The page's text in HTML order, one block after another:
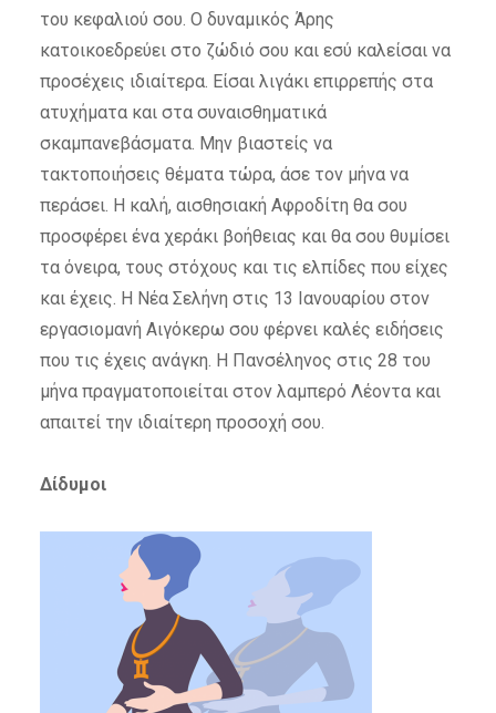
του κεφαλιού σου. Ο δυναμικός Άρης
κατοικοεδρεύει στο ζώδιό σου και εσύ καλείσαι να
προσέχεις ιδιαίτερα. Είσαι λιγάκι επιρρεπής στα
ατυχήματα και στα συναισθηματικά
σκαμπανεβάσματα. Μην βιαστείς να
τακτοποιήσεις θέματα τώρα, άσε τον μήνα να
περάσει. Η καλή, αισθησιακή Αφροδίτη θα σου
προσφέρει ένα χεράκι βοήθειας και θα σου θυμίσει
τα όνειρα, τους στόχους και τις ελπίδες που είχες
και έχεις. Η Νέα Σελήνη στις 13 Ιανουαρίου στον
εργασιομανή Αιγόκερω σου φέρνει καλές ειδήσεις
που τις έχεις ανάγκη. Η Πανσέληνος στις 28 του
μήνα πραγματοποιείται στον λαμπερό Λέοντα και
απαιτεί την ιδιαίτερη προσοχή σου.
Δίδυμοι